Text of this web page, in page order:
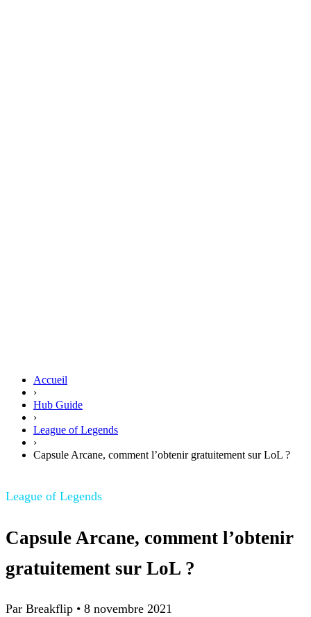
Accueil
›
Hub Guide
›
League of Legends
›
Capsule Arcane, comment l’obtenir gratuitement sur LoL ?
League of Legends
Capsule Arcane, comment l’obtenir
gratuitement sur LoL ?
Par Breakflip • 8 novembre 2021